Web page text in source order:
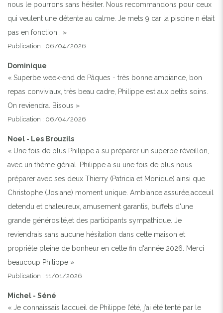
nous le pourrons sans hésiter. Nous recommandons pour ceux
qui veulent une détente au calme. Je mets 9 car la piscine n était
pas en fonction . »
Publication : 06/04/2026
Dominique
« Superbe week-end de Pâques - très bonne ambiance, bon
repas conviviaux, très beau cadre, Philippe est aux petits soins.
On reviendra. Bisous »
Publication : 06/04/2026
Noel - Les Brouzils
« Une fois de plus Philippe a su préparer un superbe réveillon,
avec un thème génial. Philippe a su une fois de plus nous
préparer avec ses deux Thierry (Patricia et Monique) ainsi que
Christophe (Josiane) moment unique. Ambiance assurée,acceuil
detendu et chaleureux, amusement garantis, buffets d'une
grande générosité,et des participants sympathique. Je
reviendrais sans aucune hésitation dans cette maison et
propriéte pleine de bonheur en cette fin d'année 2026. Merci
beaucoup Philippe »
Publication : 11/01/2026
Michel - Séné
« Je connaissais l’accueil de Philippe l’été, j’ai été tenté par le